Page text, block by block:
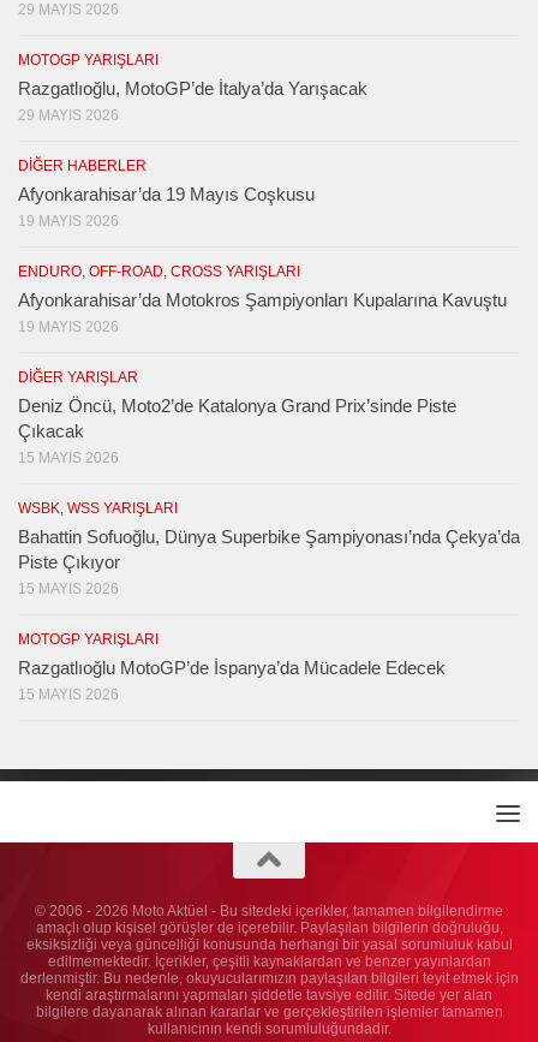
29 MAYIS 2026
MOTOGP YARIŞLARI
Razgatlıoğlu, MotoGP’de İtalya’da Yarışacak
29 MAYIS 2026
DIĞER HABERLER
Afyonkarahisar’da 19 Mayıs Coşkusu
19 MAYIS 2026
ENDURO, OFF-ROAD, CROSS YARIŞLARI
Afyonkarahisar’da Motokros Şampiyonları Kupalarına Kavuştu
19 MAYIS 2026
DIĞER YARIŞLAR
Deniz Öncü, Moto2’de Katalonya Grand Prix’sinde Piste
Çıkacak
15 MAYIS 2026
WSBK, WSS YARIŞLARI
Bahattin Sofuoğlu, Dünya Superbike Şampiyonası’nda Çekya’da
Piste Çıkıyor
15 MAYIS 2026
MOTOGP YARIŞLARI
Razgatlıoğlu MotoGP’de İspanya’da Mücadele Edecek
15 MAYIS 2026
© 2006 - 2026 Moto Aktüel - Bu sitedeki içerikler, tamamen bilgilendirme
amaçlı olup kişisel görüşler de içerebilir. Paylaşılan bilgilerin doğruluğu,
eksiksizliği veya güncelliği konusunda herhangi bir yasal sorumluluk kabul
edilmemektedir. İçerikler, çeşitli kaynaklardan ve benzer yayınlardan
derlenmiştir. Bu nedenle, okuyucularımızın paylaşılan bilgileri teyit etmek için
kendi araştırmalarını yapmaları şiddetle tavsiye edilir. Sitede yer alan
bilgilere dayanarak alınan kararlar ve gerçekleştirilen işlemler tamamen
kullanıcının kendi sorumluluğundadır.